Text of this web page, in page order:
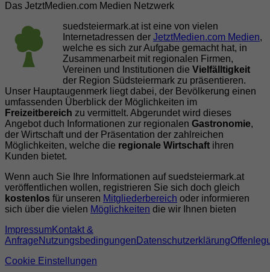
Das JetztMedien.com Medien Netzwerk
suedsteiermark.at ist eine von vielen
Internetadressen der JetztMedien.com Medien,
welche es sich zur Aufgabe gemacht hat, in
Zusammenarbeit mit regionalen Firmen,
Vereinen und Institutionen die Vielfälltigkeit
der Region Südsteiermark zu präsentieren.
Unser Hauptaugenmerk liegt dabei, der Bevölkerung einen
umfassenden Überblick der Möglichkeiten im
Freizeitbereich zu vermittelt. Abgerundet wird dieses
Angebot duch Informationen zur regionalen Gastronomie,
der Wirtschaft und der Präsentation der zahlreichen
Möglichkeiten, welche die regionale Wirtschaft ihren
Kunden bietet.
Wenn auch Sie Ihre Informationen auf suedsteiermark.at
veröffentlichen wollen, registrieren Sie sich doch gleich
kostenlos für unseren Mitgliederbereich oder informieren
sich über die vielen Möglichkeiten die wir Ihnen bieten
ImpressumKontakt &
AnfrageNutzungsbedingungen Datenschutzerklärung
Cookie Einstellungen